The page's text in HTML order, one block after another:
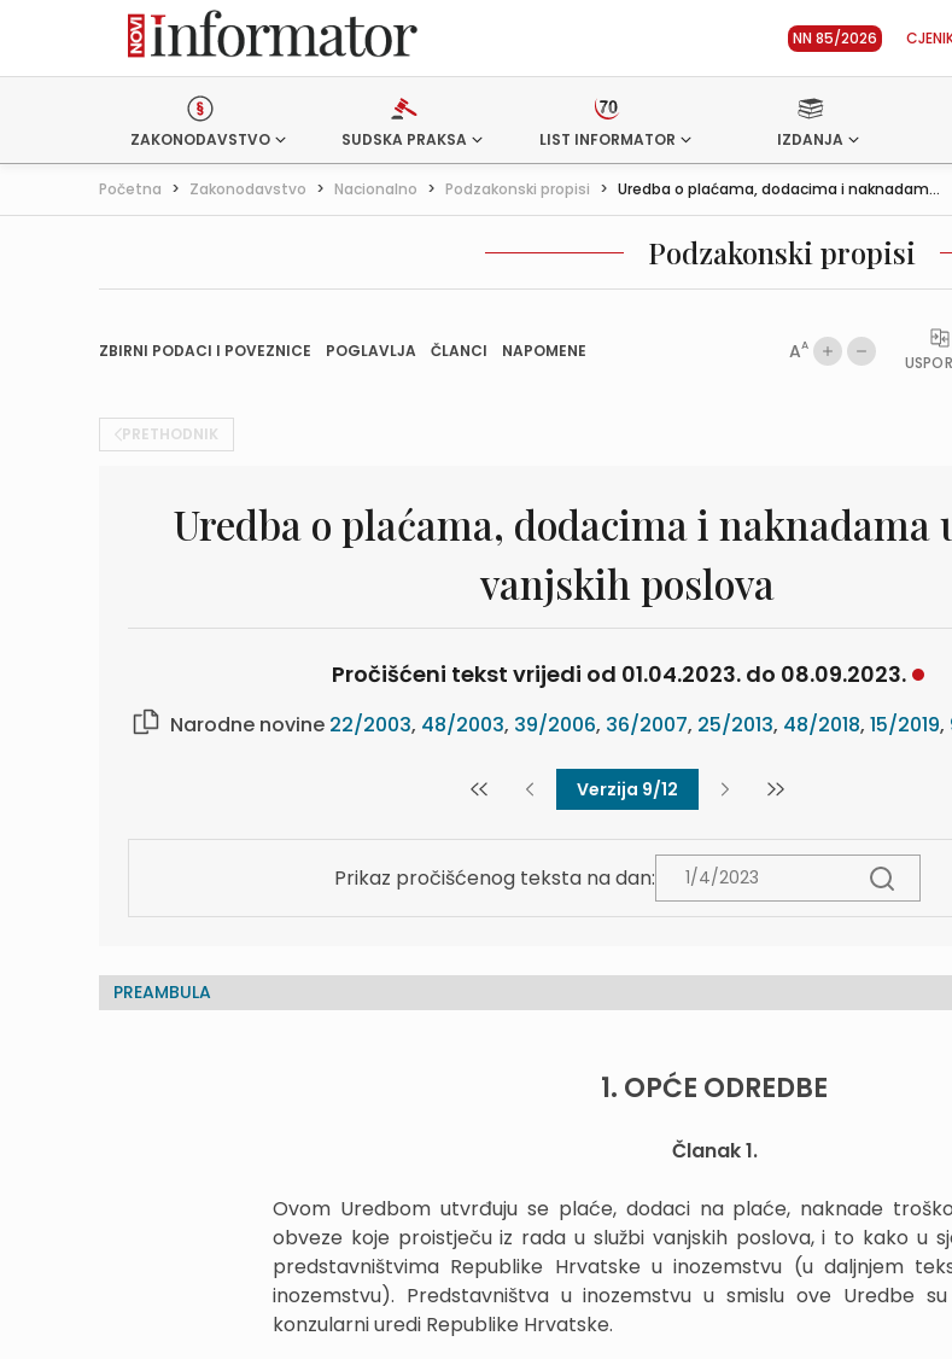
NN 85/2026
ZAKONODAVSTVO SUDSKA PRAKSA LIST INFORMATOR IZDANJA
Početna > Zakonodavstvo > Nacionalno > Podzakonski propisi > Uredba o plaćama, dodacima i naknadam...
Podzakonski propisi
ZBIRNI PODACI I POVEZNICE POGLAVLJA ČLANCI NAPOMENE AA
PRETHODNIK
Uredba o plaćama, dodacima i naknadama
vanjskih poslova
Pročišćeni tekst vrijedi od 01.04.2023. do 08.09.2023.
Narodne novine 22/2003, 48/2003, 39/2006, 36/2007, 25/2013, 48/2018, 15/2019,
Verzija 9/12
Prikaz pročišćenog teksta na dan:
PREAMBULA
1. OPĆE ODREDBE
Članak 1.
Ovom Uredbom utvrđuju se plaće, dodaci na plaće, naknade
obveze koje proistječu iz rada u službi vanjskih poslova, i to kako u
predstavništvima Republike Hrvatske u inozemstvu (u daljnjem
inozemstvu). Predstavništva u inozemstvu u smislu ove Uredbe
konzularni uredi Republike Hrvatske.